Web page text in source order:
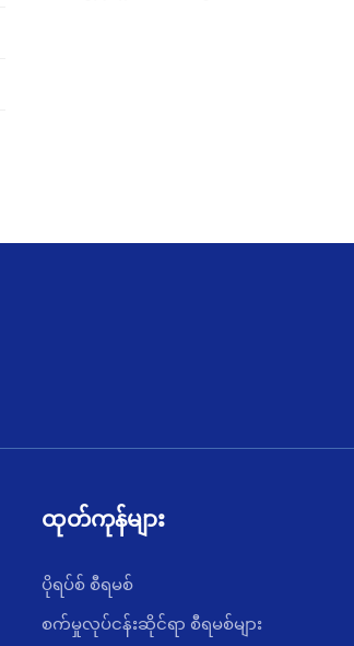
ထုတ်ကုန်များ
ပိုရပ်စ် စီရမစ်
စက်မှုလုပ်ငန်းဆိုင်ရာ စီရမစ်များ